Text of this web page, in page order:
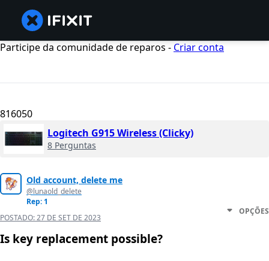
Participe da comunidade de reparos - Criar conta
816050
Logitech G915 Wireless (Clicky)
8 Perguntas
Old account, delete me
@lunaold_delete
Rep: 1
POSTADO:27 DE SET DE 2023
OPÇÕES
Is key replacement possible?